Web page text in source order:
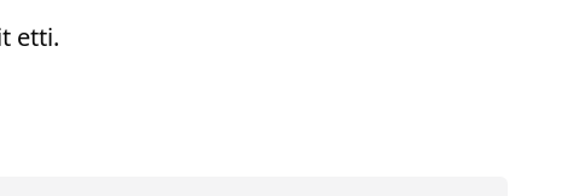
etti.